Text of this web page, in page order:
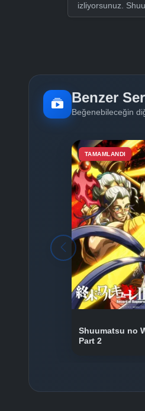
izliyorsunuz.
Benzer
Beğenebileceğin
TAMAMLANDI
Shuumatsu no
Part 2